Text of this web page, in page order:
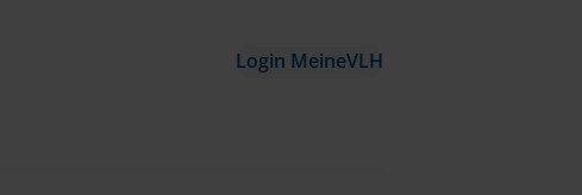
Login MeineVLH